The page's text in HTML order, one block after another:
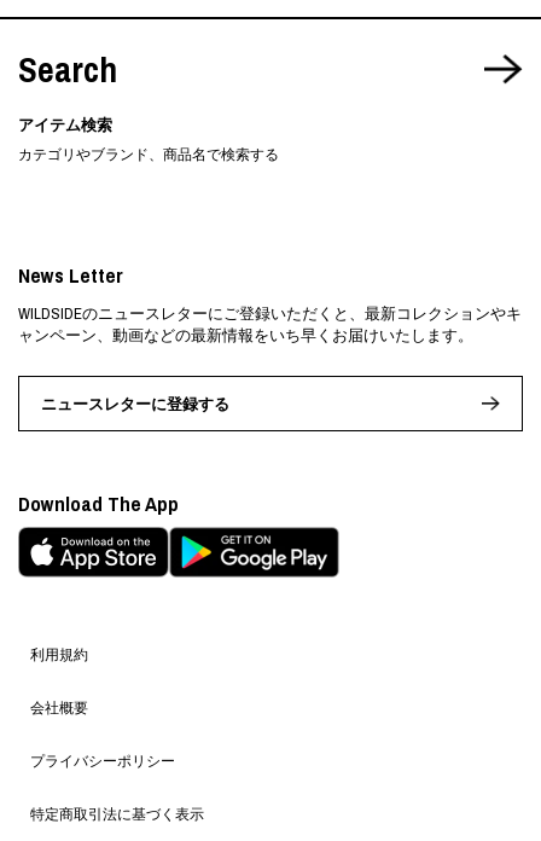
Search
アイテム検索
カテゴリやブランド、商品名で検索する
利用規約
会社概要
プライバシーポリシー
特定商取引法に基づく表示
News Letter
WILDSIDEのニュースレターにご登録いただくと、最新コレクションやキ
ャンペーン、動画などの最新情報をいち早くお届けいたします。
ニュースレターに登録する
Download The App